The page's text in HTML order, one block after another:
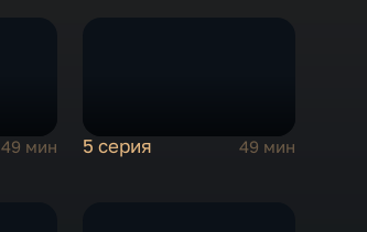
49 мин 5 серия 49 мин